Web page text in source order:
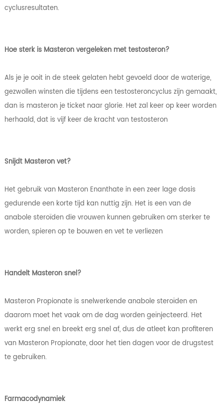
cyclusresultaten.
Hoe sterk is Masteron vergeleken met testosteron?
Als je je ooit in de steek gelaten hebt gevoeld door de waterige,
gezwollen winsten die tijdens een testosteroncyclus zijn gemaakt,
dan is masteron je ticket naar glorie. Het zal keer op keer worden
herhaald, dat is vijf keer de kracht van testosteron
Snijdt Masteron vet?
Het gebruik van Masteron Enanthate in een zeer lage dosis
gedurende een korte tijd kan nuttig zijn. Het is een van de
anabole steroïden die vrouwen kunnen gebruiken om sterker te
worden, spieren op te bouwen en vet te verliezen
Handelt Masteron snel?
Masteron Propionate is snelwerkende anabole steroïden en
daarom moet het vaak om de dag worden geïnjecteerd. Het
werkt erg snel en breekt erg snel af, dus de atleet kan profiteren
van Masteron Propionate, door het tien dagen voor de drugstest
te gebruiken.
Farmacodynamiek